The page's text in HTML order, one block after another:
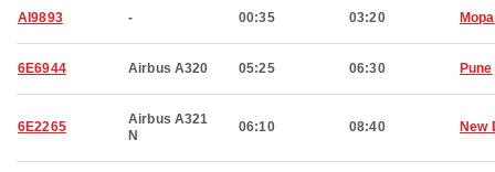
AI9893 - 00:35 03:20 Mopa
6E6944 Airbus A320 05:25 06:30 Pune
6E2265
Airbus A321
N
06:10 08:40 New